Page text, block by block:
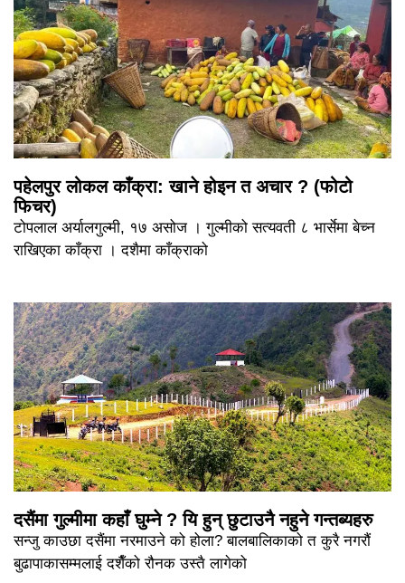
पहेलपुर लोकल काँक्रा: खाने होइन त अचार ? (फोटो
फिचर)
टोपलाल अर्यालगुल्मी, १७ असोज । गुल्मीको सत्यवती ८ भार्सेमा बेच्न
राखिएका काँक्रा । दशैमा काँक्राको
दसैंमा गुल्मीमा कहाँ घुम्ने ? यि हुन् छुटाउनै नहुने गन्तब्यहरु
सन्जु काउछा दसैंमा नरमाउने को होला? बालबालिकाको त कुरै नगरौं
बुढापाकासम्मलाई दशैँको रौनक उस्तै लागेको